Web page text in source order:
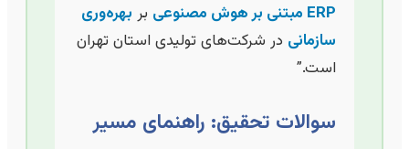
ERP مبتنی بر هوش مصنوعی
بر بهره‌وری
سازمانی در شرکت‌های تولیدی استان تهران
است.”
سوالات تحقیق: راهنمای مسیر